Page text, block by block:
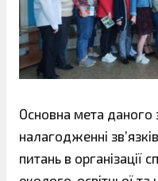
Основна мета даного
налагодженні
питань в організації